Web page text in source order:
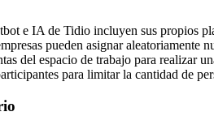
e IA de Tidio incluyen sus propios
pueden asignar aleatoriamente
del espacio de trabajo para
para limitar la cantidad de